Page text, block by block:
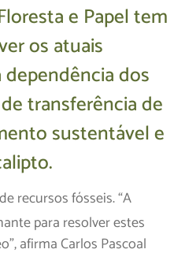
e Papel tem
os atuais
dos
transferência de
sustentável e
recursos fósseis. “A
para resolver estes
afirma Carlos Pascoal